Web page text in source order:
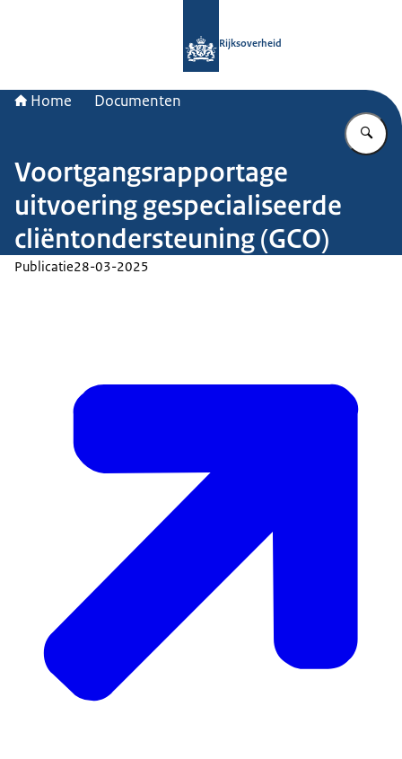
Rijksoverheid
Home Documenten
Voortgangsrapportage
uitvoering gespecialiseerde
cliëntondersteuning (GCO)
Publicatie28-03-2025